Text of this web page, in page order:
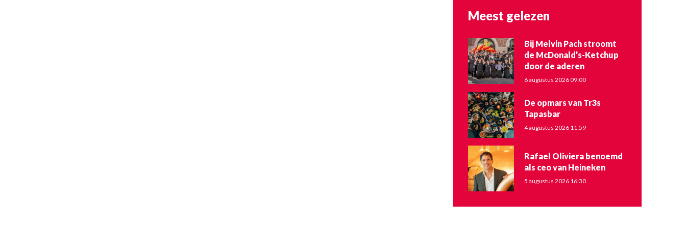
Meest gelezen
Bij Melvin Pach stroomt
de McDonald’s-Ketchup
door de aderen
6 augustus 2026 09:00
De opmars van Tr3s
Tapasbar
4 augustus 2026 11:59
Rafael Oliviera benoemd
als ceo van Heineken
5 augustus 2026 16:30